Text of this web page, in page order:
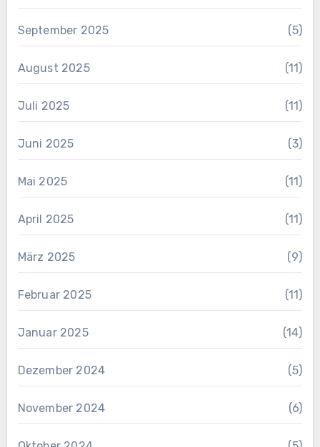
September 2025 (5)
August 2025 (11)
Juli 2025 (11)
Juni 2025 (3)
Mai 2025 (11)
April 2025 (11)
März 2025 (9)
Februar 2025 (11)
Januar 2025 (14)
Dezember 2024 (5)
November 2024 (6)